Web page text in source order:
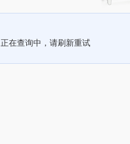
正在查询中，请刷新重试